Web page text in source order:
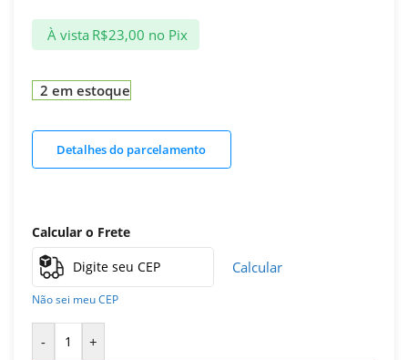
À vista R$23,00 no Pix
2 em estoque
Detalhes do parcelamento
Calcular o Frete
Calcular
Não sei meu CEP
- +